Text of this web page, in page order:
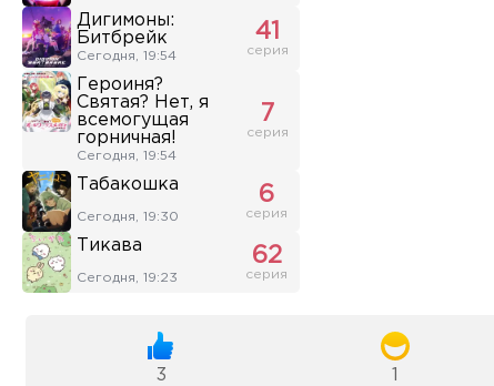
Дигимоны:
Битбрейк
Сегодня, 19:54
41
серия
Героиня?
Святая? Нет, я
всемогущая
горничная!
Сегодня, 19:54
7
серия
Табакошка
Сегодня, 19:30
6
серия
Тикава
Сегодня, 19:23
62
серия
3